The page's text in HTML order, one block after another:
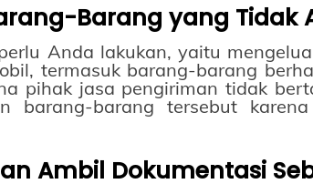
Barang yang Tidak
Anda lakukan, yaitu
termasuk barang-barang
pihak jasa pengiriman tidak
barang-barang tersebut
Ambil Dokumentasi